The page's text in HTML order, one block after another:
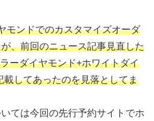
モンドでのカスタマイズオーダ
、前回のニュース記事見直した
ーダイヤモンド+ホワイトダイ
載してあったのを見落としてま
ては今回の先行予約サイトでホ